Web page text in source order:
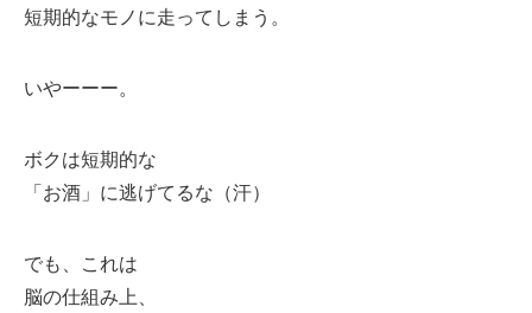
短期的なモノに走ってしまう。
いやーーー。
ボクは短期的な
「お酒」に逃げてるな（汗）
でも、これは
脳の仕組み上、